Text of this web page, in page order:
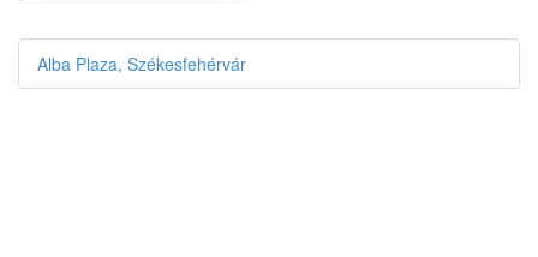
Alba Plaza, Székesfehérvár